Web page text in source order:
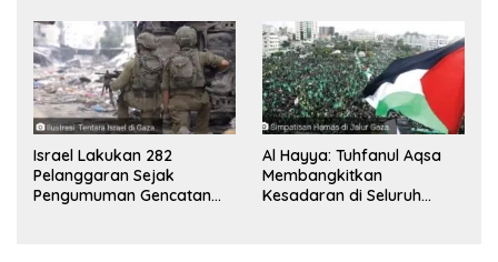
Sinwar
Israel Lakukan 282
Pelanggaran Sejak
Pengumuman Gencatan
Al Hayya: Tuhfanul Aqsa
Membangkitkan
Kesadaran di Seluruh